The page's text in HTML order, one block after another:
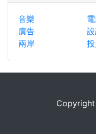
音樂
廣告
兩岸